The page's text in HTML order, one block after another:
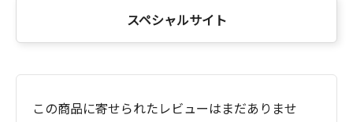
スペシャルサイト
この商品に寄せられたレビューはまだありませ